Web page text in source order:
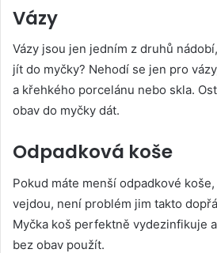
Vázy
Vázy jsou jen jedním z druhů
jít do myčky? Nehodí se jen pro
a křehkého porcelánu nebo skla.
obav do myčky dát.
Odpadková koše
Pokud máte menší odpadkové
vejdou, není problém jim takto
Myčka koš perfektně vydezinfikuje
bez obav použít.